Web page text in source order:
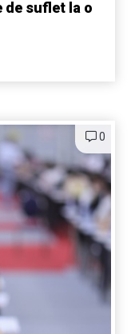
de suflet la o
0